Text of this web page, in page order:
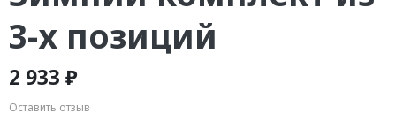
3-х позиций
2 933 ₽
Оставить отзыв